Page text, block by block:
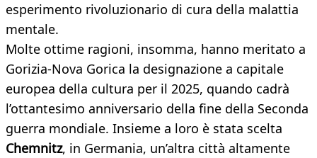
esperimento rivoluzionario di cura della malattia
mentale.
Molte ottime ragioni, insomma, hanno meritato a
Gorizia-Nova Gorica la designazione a capitale
europea della cultura per il 2025, quando cadrà
l’ottantesimo anniversario della fine della Seconda
guerra mondiale. Insieme a loro è stata scelta
Chemnitz, in Germania, un’altra città altamente